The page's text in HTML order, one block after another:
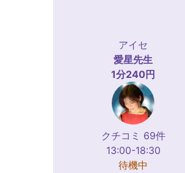
アイセ
愛星先生
1分240円
クチコミ 69件
13:00-18:30
待機中